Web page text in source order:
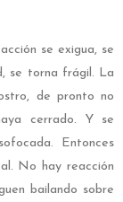
se exigua, se
se torna frágil. La
de pronto no
cerrado. Y se
Entonces
No hay reacción
bailando sobre